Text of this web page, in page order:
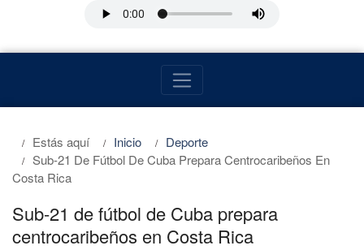
Estás aquí Inicio
Deporte
Sub-21 De Fútbol De Cuba Prepara Centrocaribeños En
Costa Rica
Sub-21 de fútbol de Cuba prepara
centrocaribeños en Costa Rica